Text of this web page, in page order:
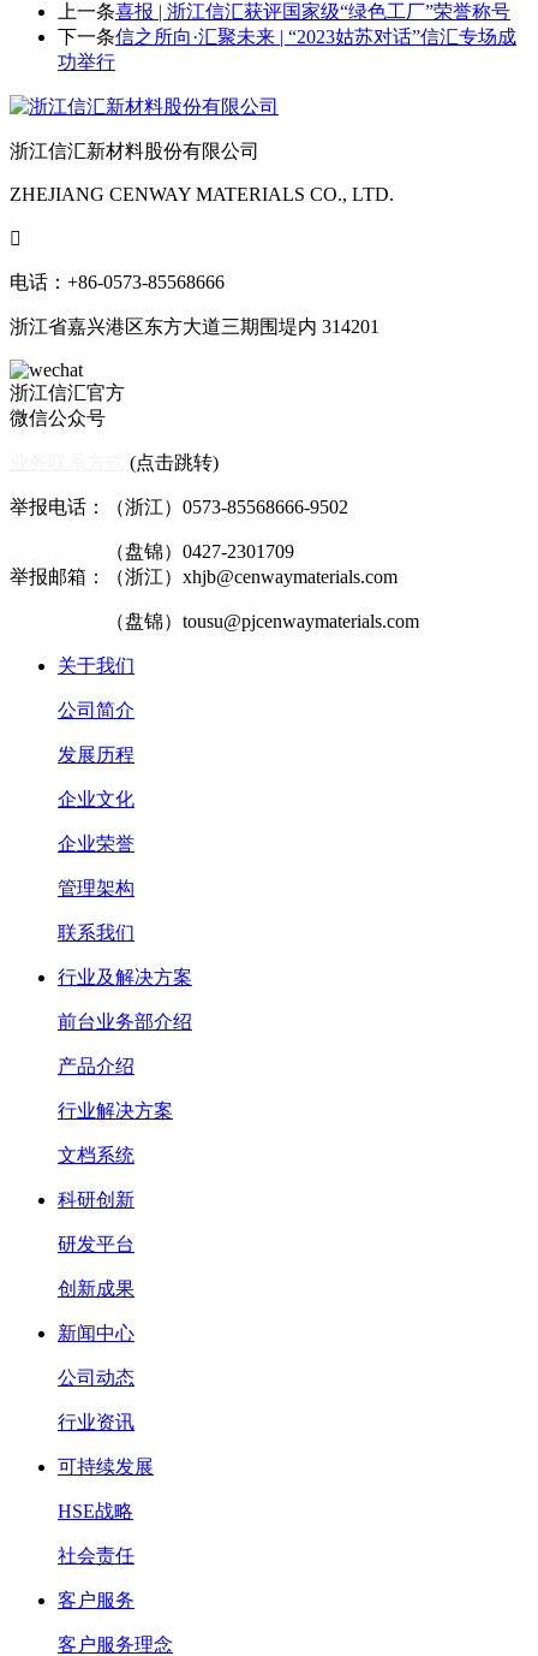
上一条喜报 | 浙江信汇获评国家级“绿色工厂”荣誉称号
下一条信之所向·汇聚未来 | “2023姑苏对话”信汇专场成
功举行
浙江信汇新材料股份有限公司
ZHEJIANG CENWAY MATERIALS CO., LTD.

电话：+86-0573-85568666
浙江省嘉兴港区东方大道三期围堤内 314201
浙江信汇官方
微信公众号
(点击跳转)
举报电话：（浙江）0573-85568666-9502
（盘锦）0427-2301709
举报邮箱：（浙江）xhjb@cenwaymaterials.com
（盘锦）tousu@pjcenwaymaterials.com
关于我们
公司简介
发展历程
企业文化
企业荣誉
管理架构
联系我们
行业及解决方案
前台业务部介绍
产品介绍
行业解决方案
文档系统
科研创新
研发平台
创新成果
新闻中心
公司动态
行业资讯
可持续发展
HSE战略
社会责任
客户服务
客户服务理念